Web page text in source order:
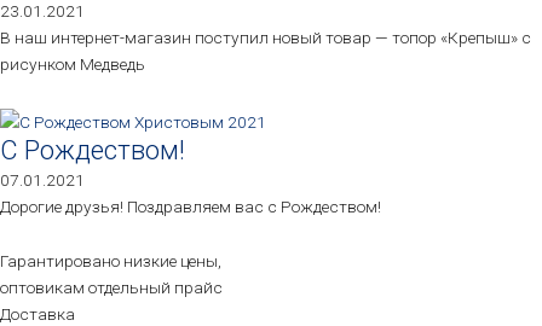
23.01.2021
В наш интернет-магазин поступил новый товар — топор «Крепыш» с
рисунком Медведь
С Рождеством!
07.01.2021
Дорогие друзья! Поздравляем вас с Рождеством!
Гарантировано низкие цены,
оптовикам отдельный прайс
Доставка